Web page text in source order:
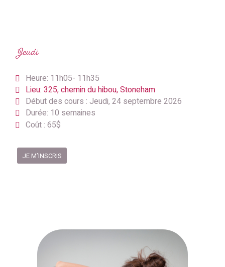
Jeudi
Heure: 11h05- 11h35
Lieu: 325, chemin du hibou, Stoneham
Début des cours : Jeudi, 24 septembre 2026
Durée: 10 semaines
Coût : 65$
JE M’INSCRIS